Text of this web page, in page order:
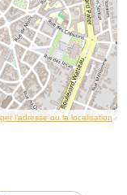
l’adresse ou la localisation